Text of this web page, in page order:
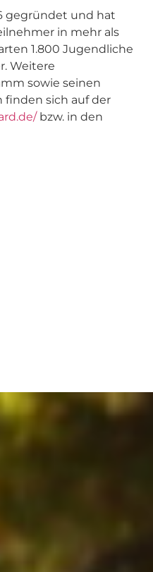
gegründet und hat
in mehr als
1.800 Jugendliche
Weitere
sowie seinen
finden sich auf der
bzw. in den